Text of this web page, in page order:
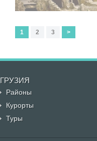
1 2 3 >
ГРУЗИЯ
Районы
Курорты
Туры